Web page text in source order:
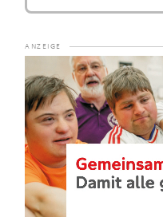
Player